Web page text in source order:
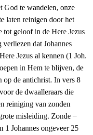
God te wandelen, onze
laten reinigen door het
tot geloof in de Here Jezus
dat Johannes
Jezus al kennen (1 Joh.
in Hem te blijven, de
op de antichrist. In vers 8
de dwaalleraars die
reiniging van zonden
misleiding. Zonde –
Johannes ongeveer 25